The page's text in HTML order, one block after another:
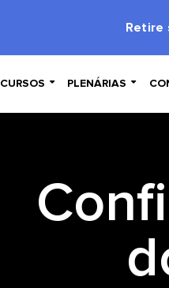
Retire
CURSOS  PLENÁRIAS 